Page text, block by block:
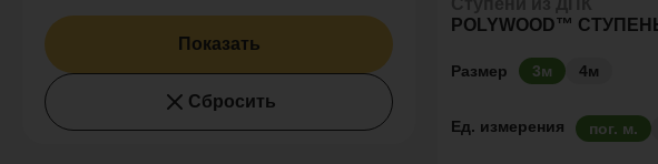
Показать
Сбросить
POLYWOOD™
Размер 3м 4м
Ед. измерения пог. м.